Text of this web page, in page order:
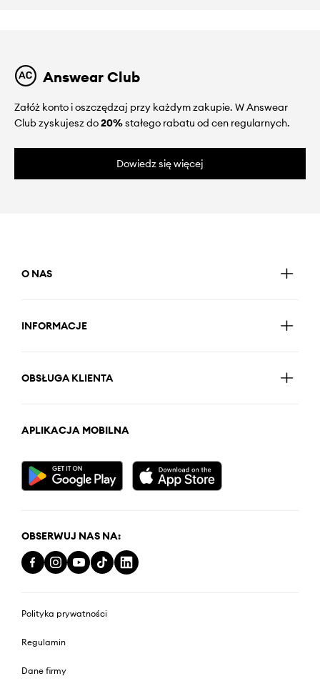
Answear Club
Załóż konto i oszczędzaj przy każdym zakupie. W Answear
Club zyskujesz do20%stałego rabatu od cen regularnych.
Dowiedz się więcej
O NAS
INFORMACJE
OBSŁUGA KLIENTA
APLIKACJA MOBILNA
OBSERWUJ NAS NA:
Polityka prywatności
Regulamin
Dane firmy